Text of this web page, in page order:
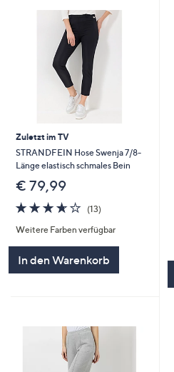
Zuletzt im TV
STRANDFEIN Hose Swenja 7/8-
Länge elastisch schmales Bein
€ 79,99
3.6
von
5
(13)13
Weitere Farben verfügbar
In den Warenkorb